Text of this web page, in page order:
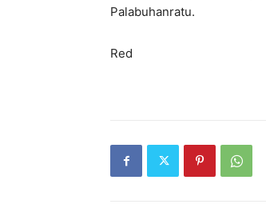
Palabuhanratu.
Red